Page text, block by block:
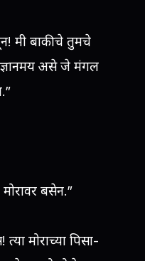
मी बाकीचे तुमचे
असे जे मंगल
मोरावर बसेन.”
मोराच्या पिसा-